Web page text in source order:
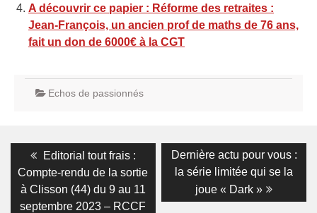
A découvrir ce papier : Réforme des retraites :
Jean-François, un ancien prof de maths de 76 ans,
fait un don de 6000€ à la CGT
Echos de passionnés
Navigation
de
l’article
Previous
post:
Editorial tout frais :
Compte-rendu de la sortie
à Clisson (44) du 9 au 11
septembre 2023 – RCCF
Next
post:
Dernière actu pour vous :
la série limitée qui se la
joue « Dark »